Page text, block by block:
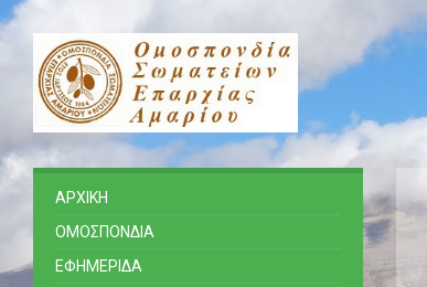
ΑΡΧΙΚΗ
ΟΜΟΣΠΟΝΔΙΑ
ΕΦΗΜΕΡΙΔΑ